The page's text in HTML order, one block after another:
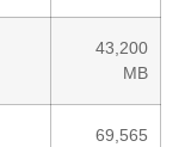
43,200
MB
69,565